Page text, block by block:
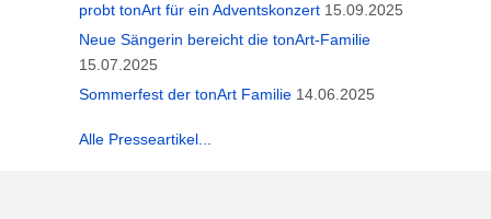
probt tonArt für ein Adventskonzert 15.09.2025
Neue Sängerin bereicht die tonArt-Familie
15.07.2025
Sommerfest der tonArt Familie 14.06.2025
Alle Presseartikel...